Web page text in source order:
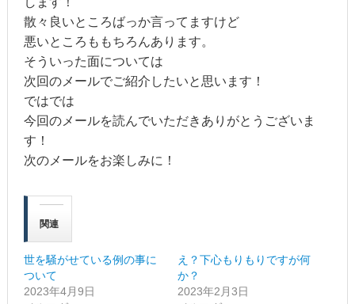
散々良いところばっか言ってますけど
悪いところももちろんあります。
そういった面については
次回のメールでご紹介したいと思います！
ではでは
今回のメールを読んでいただきありがとうございま
す！
次のメールをお楽しみに！
関連
世を騒がせている例の事に
ついて
2023年4月9日
え？下心もりもりですが何
か？
2023年2月3日